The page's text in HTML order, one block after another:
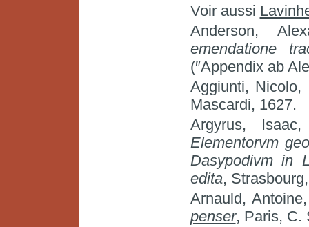
Voir aussi
Anderson,
emendatione
(″Appendix ab
Aggiunti, Nicolo,
Mascardi, 1627.
Argyrus,
Elementorvm
Dasypodivm in
edita,
Arnauld,
penser, Paris, C.